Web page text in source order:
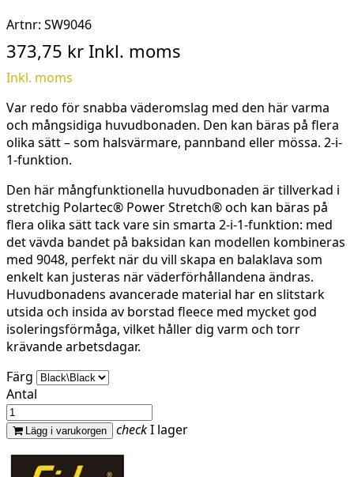
Artnr: SW9046
373,75 kr Inkl. moms
Inkl. moms
Var redo för snabba väderomslag med den här varma
och mångsidiga huvudbonaden. Den kan bäras på flera
olika sätt – som halsvärmare, pannband eller mössa. 2-i-
1-funktion.
Den här mångfunktionella huvudbonaden är tillverkad i
stretchig Polartec® Power Stretch® och kan bäras på
flera olika sätt tack vare sin smarta 2-i-1-funktion: med
det vävda bandet på baksidan kan modellen kombineras
med 9048, perfekt när du vill skapa en balaklava som
enkelt kan justeras när väderförhållandena ändras.
Huvudbonadens avancerade material har en slitstark
utsida och insida av borstad fleece med mycket god
isoleringsförmåga, vilket håller dig varm och torr
krävande arbetsdagar.
Färg
Antal
Lägg i varukorgen checkI lager